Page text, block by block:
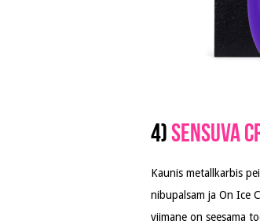
4)Sensuva
Kaunis metallkarbis
nibupalsam ja On Ice
viimane on seesama